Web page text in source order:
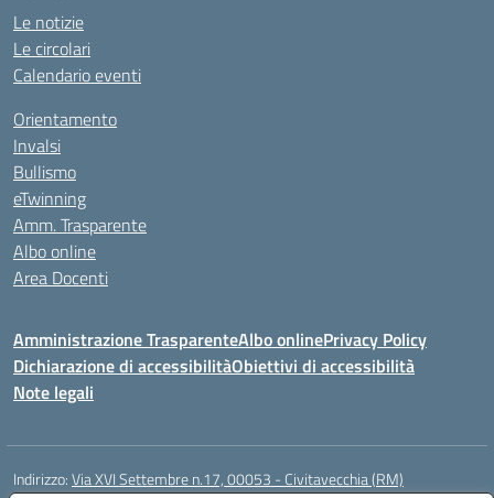
Le notizie
Le circolari
Calendario eventi
Orientamento
Invalsi
Bullismo
eTwinning
Amm. Trasparente
Albo online
Area Docenti
Amministrazione TrasparenteAlbo onlinePrivacy Policy
Dichiarazione di accessibilitàObiettivi di accessibilità
Note legali
Indirizzo:Via XVI Settembre n.17, 00053 - Civitavecchia (RM)